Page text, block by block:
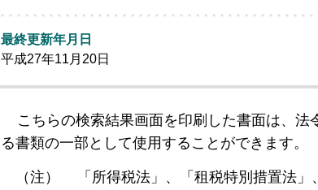
最終更新年月日
平成27年11月20日
こちらの検索結果画面を印刷した書面は、
る書類の一部として使用することができます。
（注）
「所得税法」、「租税特別措置法